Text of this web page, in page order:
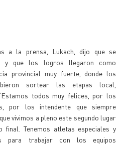
a la prensa, Lukach, dijo que se
y que los logros llegaron como
provincial muy fuerte, donde los
sortear las etapas local,
todos muy felices, por los
por los intendente que siempre
vivimos a pleno este segundo lugar
Tenemos atletas especiales y
para trabajar con los equipos